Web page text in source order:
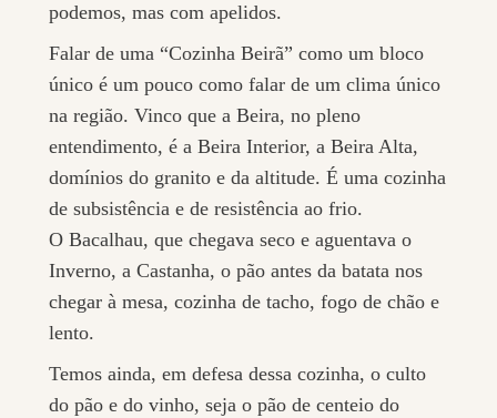
podemos, mas com apelidos.
Falar de uma “Cozinha Beirã” como um bloco
único é um pouco como falar de um clima único
na região. Vinco que a Beira, no pleno
entendimento, é a Beira Interior, a Beira Alta,
domínios do granito e da altitude. É uma cozinha
de subsistência e de resistência ao frio.
O Bacalhau, que chegava seco e aguentava o
Inverno, a Castanha, o pão antes da batata nos
chegar à mesa, cozinha de tacho, fogo de chão e
lento.
Temos ainda, em defesa dessa cozinha, o culto
do pão e do vinho, seja o pão de centeio do